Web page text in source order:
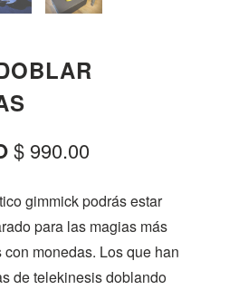
$ 990.00
gimmick podrás estar
para las magias más
monedas. Los que han
de telekinesis doblando